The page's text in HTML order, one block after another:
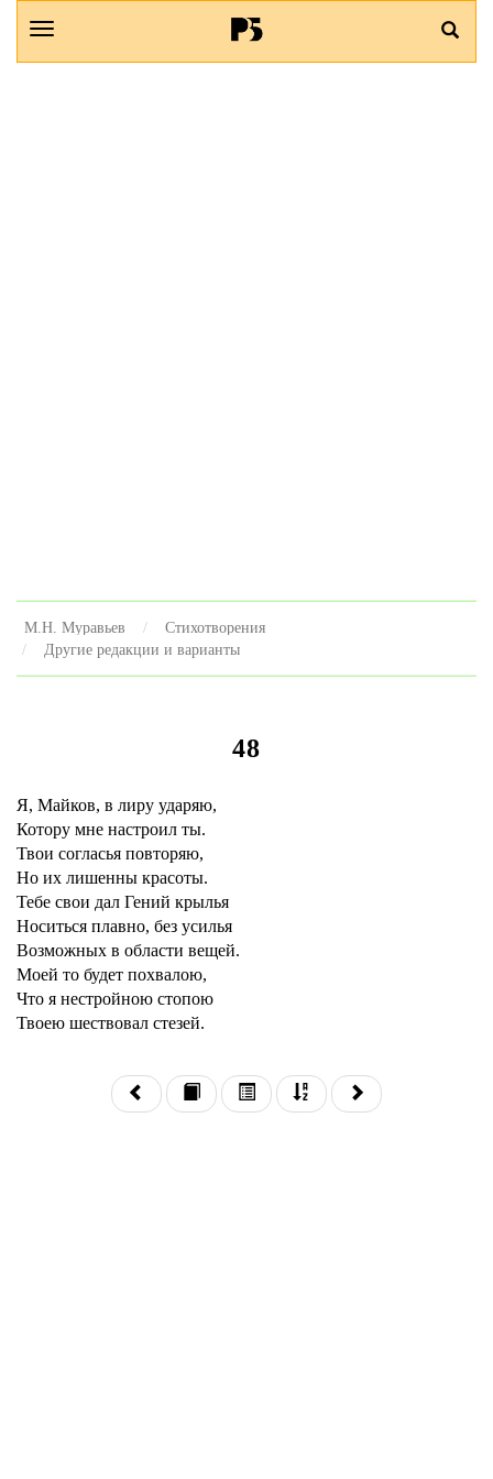
М.Н. Муравьев
Стихотворения
Другие редакции и варианты
48
Я, Майков, в лиру ударяю,
Котору мне настроил ты.
Твои согласья повторяю,
Но их лишенны красоты.
Тебе свои дал Гений крылья
Носиться плавно, без усилья
Возможных в области вещей.
Моей то будет похвалою,
Что я нестройною стопою
Твоею шествовал стезей.